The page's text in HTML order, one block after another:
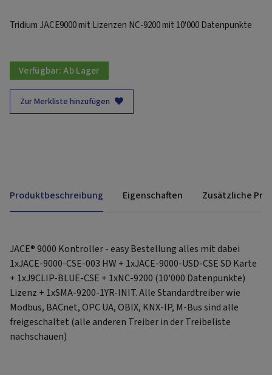
Tridium JACE9000 mit Lizenzen NC-9200 mit 10'000 Datenpunkte
Verfügbar:Ab Lager
Zur Merkliste hinzufügen
Produktbeschreibung Eigenschaften Zusätzliche
JACE® 9000 Kontroller - easy Bestellung alles mit dabei
1xJACE-9000-CSE-003 HW + 1xJACE-9000-USD-CSE SD Karte
+ 1xJ9CLIP-BLUE-CSE + 1xNC-9200 (10'000 Datenpunkte)
Lizenz + 1xSMA-9200-1YR-INIT. Alle Standardtreiber wie
Modbus, BACnet, OPC UA, OBIX, KNX-IP, M-Bus sind alle
freigeschaltet (alle anderen Treiber in der Treibeliste
nachschauen)